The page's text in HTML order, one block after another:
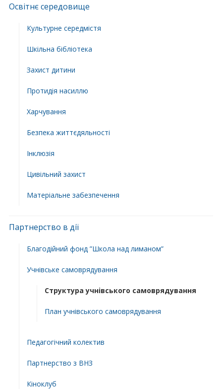
Освітнє середовище
Культурне середмістя
Шкільна бібліотека
Захист дитини
Протидія насиллю
Харчування
Безпека життєдяльності
Інклюзія
Цивільний захист
Матеріальне забезпечення
Партнерство в дії
Благодійний фонд ”Школа над лиманом”
Учнівське самоврядування
Структура учнiвського самоврядування
План учнiвського самоврядування
Педагогічний колектив
Партнерство з ВНЗ
Кіноклуб